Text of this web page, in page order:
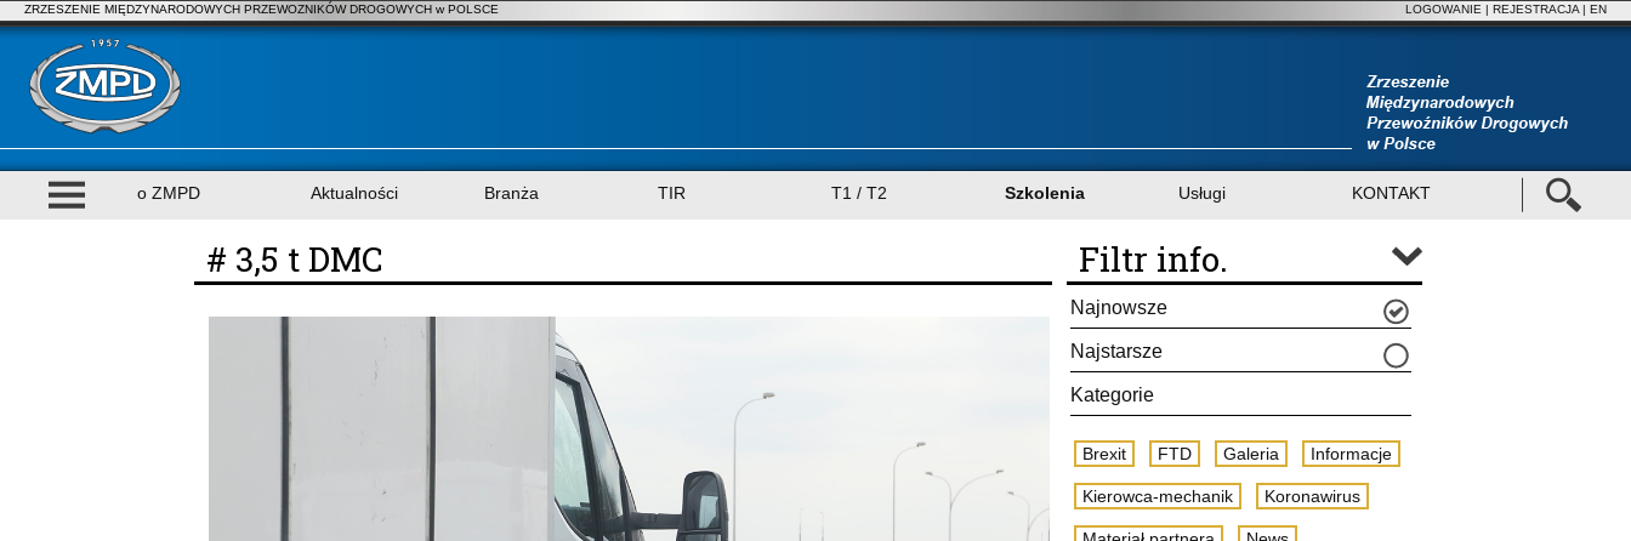
ZRZESZENIE MIĘDZYNARODOWYCH PRZEWOZNIKÓW DROGOWYCH w POLSCE LOGOWANIE | REJESTRACJA | EN
o ZMPD Aktualności Branża TIR T1 / T2 Szkolenia Usługi KONTAKT
# 3,5 t DMC Filtr info.
Najnowsze
Najstarsze
Kategorie
Brexit FTD Galeria Informacje
Kierowca-mechanik Koronawirus